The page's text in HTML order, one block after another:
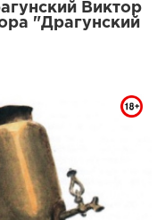
Виктор
"Драгунский